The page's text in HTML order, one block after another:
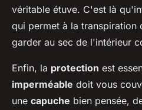
véritable étuve. C'est là
qui permet à la
garder au sec de l'intérieur
Enfin, la protection est
imperméable doit vous
une capuche bien pensée,